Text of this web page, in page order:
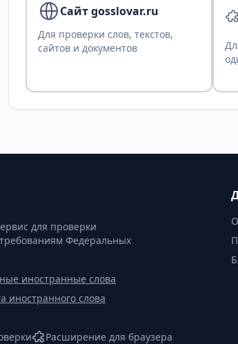
Сайт gosslovar.ru
Для проверки слов, текстов,
сайтов и документов
для проверки
Федеральных
иностранные слова
иностранного слова
Расширение для браузера